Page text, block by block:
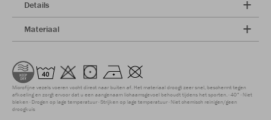
Details
Materiaal
Microfijne vezels voeren vocht direct naar buiten af. Het materiaal droogt zeer snel, beschermt tegen
afkoeling en zorgt ervoor dat u een aangenaam lichaamsgevoel behoudt tijdens het sporten. 40° Niet
bleken Drogen op lage temperatuur Strijken op lage temperatuur Niet chemisch reinigen/geen
droogkuis